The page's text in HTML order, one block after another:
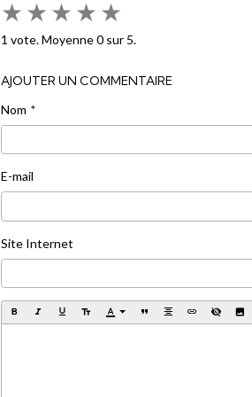
★ ★ ★ ★ ★
1 vote. Moyenne0 sur 5.
AJOUTER UN COMMENTAIRE
Nom
E-mail
Site Internet